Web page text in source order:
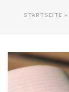
STARTSEITE »